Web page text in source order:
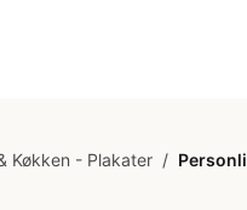
Køkken - Plakater /